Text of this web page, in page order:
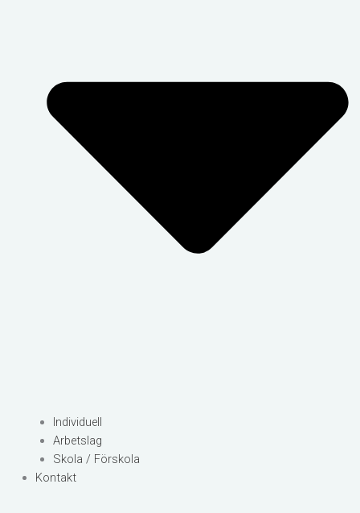
Individuell
Arbetslag
Skola / Förskola
Kontakt